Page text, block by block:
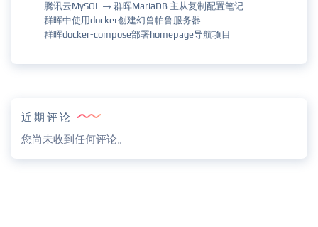
腾讯云MySQL → 群晖MariaDB 主从复制配置笔记
群晖中使用docker创建幻兽帕鲁服务器
群晖docker-compose部署homepage导航项目
近期评论
您尚未收到任何评论。